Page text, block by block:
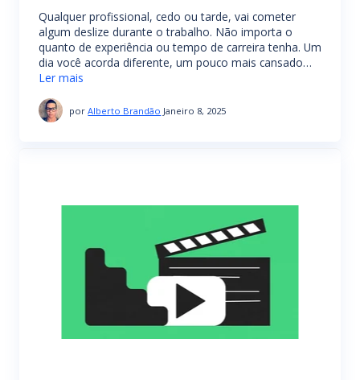
Qualquer profissional, cedo ou tarde, vai cometer
algum deslize durante o trabalho. Não importa o
quanto de experiência ou tempo de carreira tenha. Um
dia você acorda diferente, um pouco mais cansado…
Ler mais
porAlberto Brandão Janeiro 8, 2025